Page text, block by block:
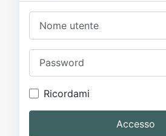
Forum
Ricordami
Accesso